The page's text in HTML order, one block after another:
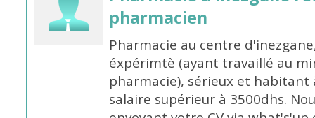
pharmacien
Pharmacie au centre
éxpérimtè (ayant travaillé au
pharmacie), sérieux et habitant
salaire supérieur à 3500dhs.